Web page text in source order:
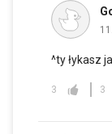
^ty łykasz
3 3